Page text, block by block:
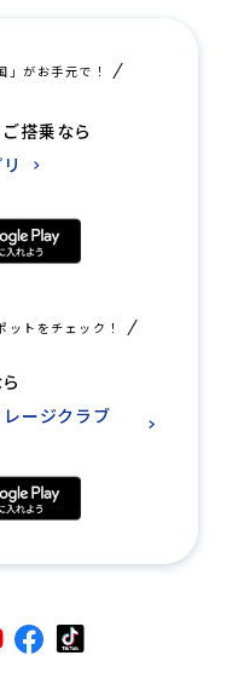
」がお手元で！
搭乗なら
ットをチェック！
ージクラブ